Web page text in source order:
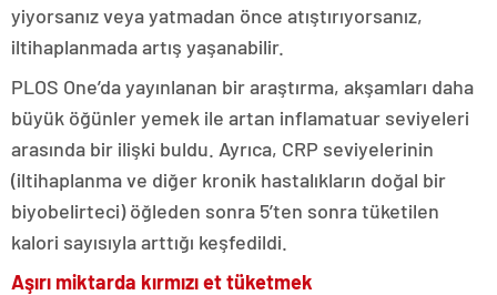
yiyorsanız veya yatmadan önce atıştırıyorsanız,
iltihaplanmada artış yaşanabilir.
PLOS One’da yayınlanan bir araştırma, akşamları daha
büyük öğünler yemek ile artan inflamatuar seviyeleri
arasında bir ilişki buldu. Ayrıca, CRP seviyelerinin
(iltihaplanma ve diğer kronik hastalıkların doğal bir
biyobelirteci) öğleden sonra 5’ten sonra tüketilen
kalori sayısıyla arttığı keşfedildi.
Aşırı miktarda kırmızı et tüketmek